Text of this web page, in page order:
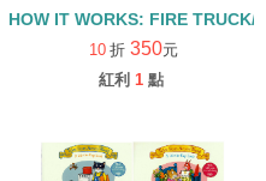
HOW IT WORKS: FIRE TRUCK/
10 折 350元
紅利 1 點